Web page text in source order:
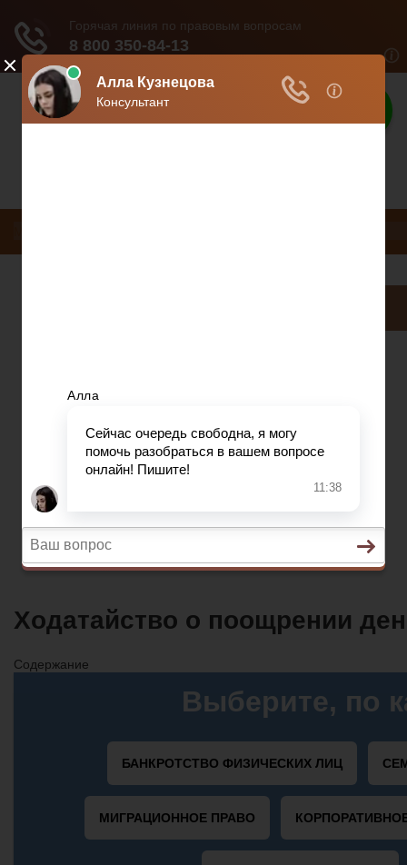
Защита прав
Транспортный налог
Автострахование
НДС
ДТП
Загранпаспорт
Транспортный налог
Автострахование
Ходатайство о поощрении
Содержание